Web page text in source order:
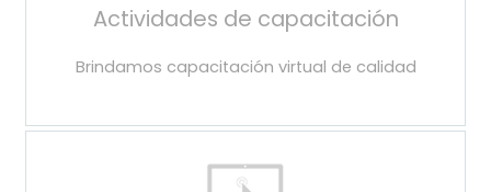
Actividades de capacitación
Brindamos capacitación virtual de calidad